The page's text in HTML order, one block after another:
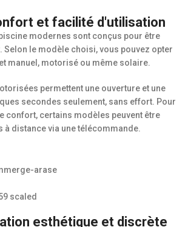
et facilité d'utilisation
modernes sont conçus pour être
Selon le modèle choisi, vous pouvez opter
manuel, motorisé ou même solaire.
permettent une ouverture et une
secondes seulement, sans effort. Pour
confort, certains modèles peuvent être
à distance via une télécommande.
esthétique et discrète